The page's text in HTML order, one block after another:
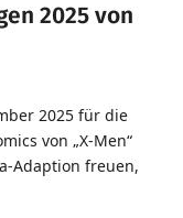
2025 von
2025 für die
von „X-Men“
Adaption freuen,